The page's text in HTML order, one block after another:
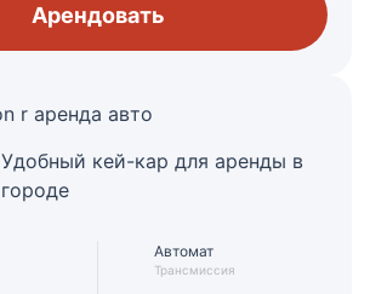
Арендовать
Удобный кей-кар для аренды в
городе
Автомат
Трансмиссия